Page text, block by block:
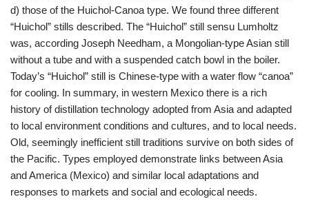
d) those of the Huichol-Canoa type. We found three different
“Huichol” stills described. The “Huichol” still sensu Lumholtz
was, according Joseph Needham, a Mongolian-type Asian still
without a tube and with a suspended catch bowl in the boiler.
Today’s “Huichol” still is Chinese-type with a water flow “canoa”
for cooling. In summary, in western Mexico there is a rich
history of distillation technology adopted from Asia and adapted
to local environment conditions and cultures, and to local needs.
Old, seemingly inefficient still traditions survive on both sides of
the Pacific. Types employed demonstrate links between Asia
and America (Mexico) and similar local adaptations and
responses to markets and social and ecological needs.